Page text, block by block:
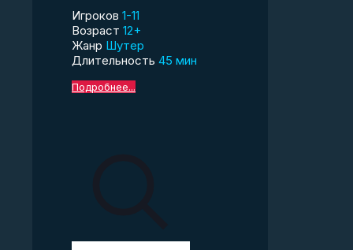
Игроков 1-11
Возраст 12+
Жанр Шутер
Длительность 45 мин
Подробнее...